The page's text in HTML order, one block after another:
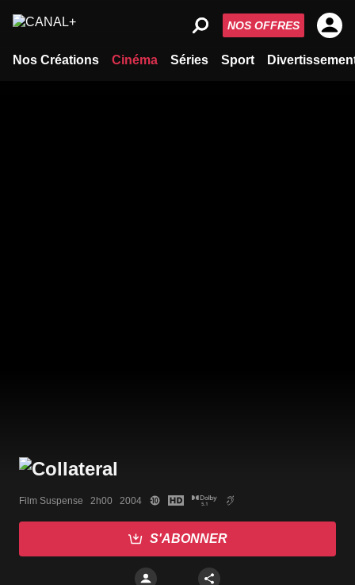
Nos Créations Cinéma Séries Sport
NOS OFFRES
Film Suspense   2h00   2004
S'ABONNER